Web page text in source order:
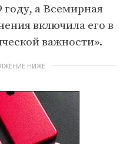
году, а Всемирная
включила его в
важности».
НИЖЕ